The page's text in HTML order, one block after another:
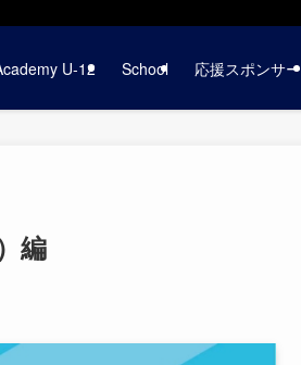
U-12 School 応援スポンサー
編